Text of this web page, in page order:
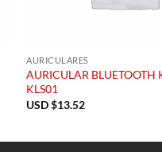
AURICULARES
AURICULAR BLUETOOTH
KLS01
USD $13.52